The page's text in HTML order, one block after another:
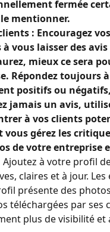
fermée
le mentionner.
: Encouragez
vous laisser des
mieux ce sera
Répondez toujours
positifs ou
jamais un avis,
à vos clients
vous gérez les
de votre entreprise
Ajoutez à votre profil
claires et à jour.
présente des
téléchargées par ses
plus de visibilité